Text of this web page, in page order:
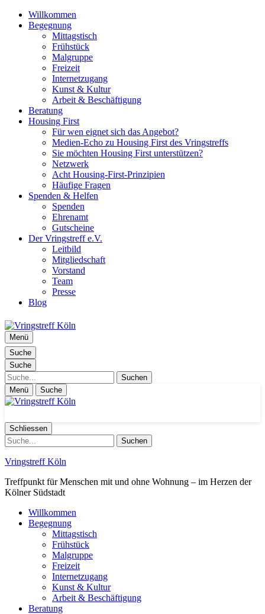
Willkommen
Begegnung
Mittagstisch
Frühstück
Malgruppe
Freizeit
Internetzugang
Kunst & Kultur
Arbeit & Beschäftigung
Beratung
Housing First
Für wen eignet sich das Angebot?
Medien-Echo zu Housing First des Vringstreffs
Sie möchten Housing First unterstützen?
Netzwerk
Acht Housing-First-Prinzipien
Häufige Fragen
Spenden & Helfen
Spenden
Ehrenamt
Gutscheine
Der Vringstreff e.V.
Leitbild
Mitgliedschaft
Vorstand
Team
Presse
Blog
Menü
Suche
Suche
Suche
Menü Suche
Schliessen
Suche
Vringstreff Köln
Treffpunkt für Menschen mit und ohne Wohnung – im Herzen der
Kölner Südstadt
Willkommen
Begegnung
Mittagstisch
Frühstück
Malgruppe
Freizeit
Internetzugang
Kunst & Kultur
Arbeit & Beschäftigung
Beratung